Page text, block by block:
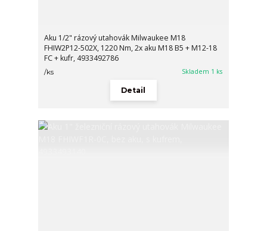
Aku 1/2" rázový utahovák Milwaukee M18
FHIW2P12-502X, 1220 Nm, 2x aku M18 B5 + M12-18
FC + kufr, 4933492786
/ks Skladem 1 ks
Detail